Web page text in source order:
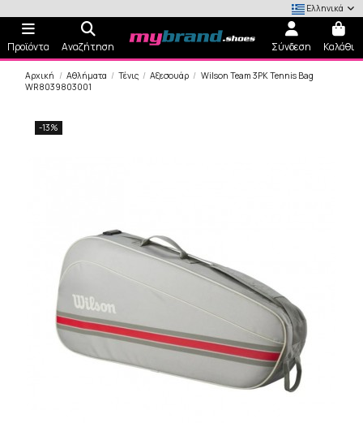
Ελληνικά
Προϊόντα Αναζήτηση Σύνδεση Καλάθι
Αρχική Αθλήματα Τένις Αξεσουάρ
Wilson Team 3PK Tennis Bag
WR8039803001
-13%